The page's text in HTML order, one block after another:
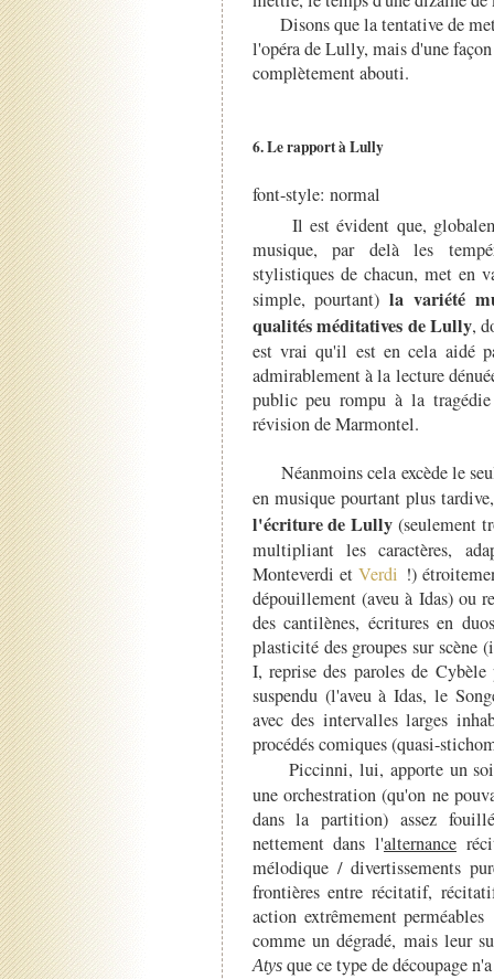
Disons que la tentative de
l'opéra de Lully, mais d'une
complètement abouti.
6. Le rapport à Lully
font-style: normal
Il est évident que,
musique, par delà les
stylistiques de chacun, met en
simple, pourtant)la variété
qualités méditatives de Lully,
est vrai qu'il est en cela aidé
admirablement à la lecture
public peu rompu à la
révision de Marmontel.
Néanmoins cela excède le
en musique pourtant plus
l'écriture de Lully (seulement
multipliant les caractères,
Monteverdi etVerdi !)
dépouillement (aveu à Idas) ou
des cantilènes, écritures en
plasticité des groupes sur scène
I, reprise des paroles de
suspendu (l'aveu à Idas, le
avec des intervalles larges
procédés comiques (quasi-
Piccinni, lui, apporte un
une orchestration (qu'on ne
dans la partition) assez
nettement dans l'alternance
mélodique / divertissements
frontières entre récitatif,
action extrêmement
comme un dégradé, mais leur
Atys que ce type de découpage